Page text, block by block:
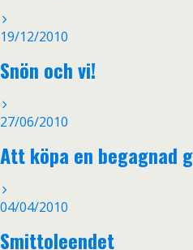
19/12/2010
Snön och vi!
27/06/2010
Att köpa en begagnad
04/04/2010
Smittoleendet